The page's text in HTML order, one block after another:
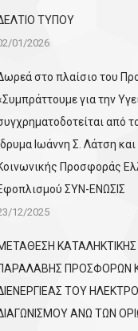
ΤΥΠΟΥ
01/2026
στο πλαίσιο του
για την
από
Ιωάννη Σ. Λάτση και
Προσφοράς
ΣΥΝ-ΕΝΩΣΙΣ
12/2025
ΠΡΟΣΦΟΡΩΝ
ΤΟΥ
ΑΝΩ ΤΩΝ